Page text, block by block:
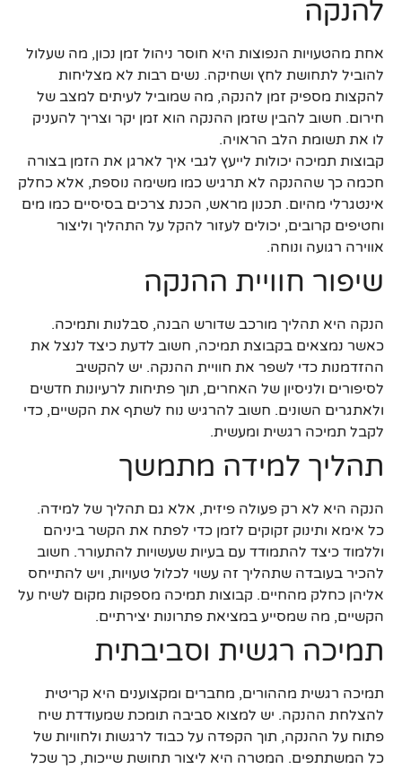
להנקה
אחת מהטעויות הנפוצות היא חוסר ניהול זמן נכון, מה שעלול
להוביל לתחושת לחץ ושחיקה. נשים רבות לא מצליחות
להקצות מספיק זמן להנקה, מה שמוביל לעיתים למצב של
חירום. חשוב להבין שזמן ההנקה הוא זמן יקר וצריך להעניק
לו את תשומת הלב הראויה.
קבוצות תמיכה יכולות לייעץ לגבי איך לארגן את הזמן בצורה
חכמה כך שההנקה לא תרגיש כמו משימה נוספת, אלא כחלק
אינטגרלי מהיום. תכנון מראש, הכנת צרכים בסיסיים כמו מים
וחטיפים קרובים, יכולים לעזור להקל על התהליך וליצור
אווירה רגועה ונוחה.
שיפור חוויית ההנקה
הנקה היא תהליך מורכב שדורש הבנה, סבלנות ותמיכה.
כאשר נמצאים בקבוצת תמיכה, חשוב לדעת כיצד לנצל את
ההזדמנות כדי לשפר את חוויית ההנקה. יש להקשיב
לסיפורים ולניסיון של האחרים, תוך פתיחות לרעיונות חדשים
ולאתגרים השונים. חשוב להרגיש נוח לשתף את הקשיים, כדי
לקבל תמיכה רגשית ומעשית.
תהליך למידה מתמשך
הנקה היא לא רק פעולה פיזית, אלא גם תהליך של למידה.
כל אימא ותינוק זקוקים לזמן כדי לפתח את הקשר ביניהם
וללמוד כיצד להתמודד עם בעיות שעשויות להתעורר. חשוב
להכיר בעובדה שתהליך זה עשוי לכלול טעויות, ויש להתייחס
אליהן כחלק מהחיים. קבוצות תמיכה מספקות מקום לשיח על
הקשיים, מה שמסייע במציאת פתרונות יצירתיים.
תמיכה רגשית וסביבתית
תמיכה רגשית מההורים, מחברים ומקצוענים היא קריטית
להצלחת ההנקה. יש למצוא סביבה תומכת שמעודדת שיח
פתוח על ההנקה, תוך הקפדה על כבוד לרגשות ולחוויות של
כל המשתתפים. המטרה היא ליצור תחושת שייכות, כך שכל